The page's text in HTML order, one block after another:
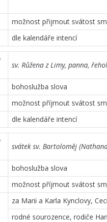
možnost přijmout svátost
dle kalendáře intencí
sv. Růžena z Limy, panna,
bohoslužba slova
možnost příjmout svátost
dle kalendáře intencí
svátek sv. Bartoloměj
bohoslužba slova
možnost příjmout svátost
za Marii a Karla Kynclovy,
rodné sourozence, rodiče